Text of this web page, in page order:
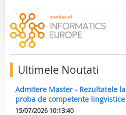
Ultimele Noutati
Admitere Master - Rezultatele la
proba de competente lingvistice
15/07/2026 10:13:40